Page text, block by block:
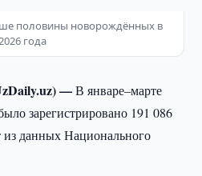
половины новорождённых в
года
—В январе–марте
зарегистрировано 191 086
данных Национального